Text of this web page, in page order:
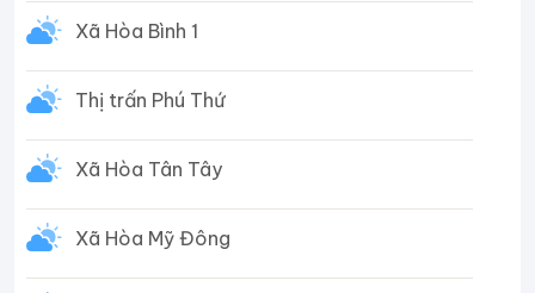
Xã Hòa Bình 1
Thị trấn Phú Thứ
Xã Hòa Tân Tây
Xã Hòa Mỹ Đông